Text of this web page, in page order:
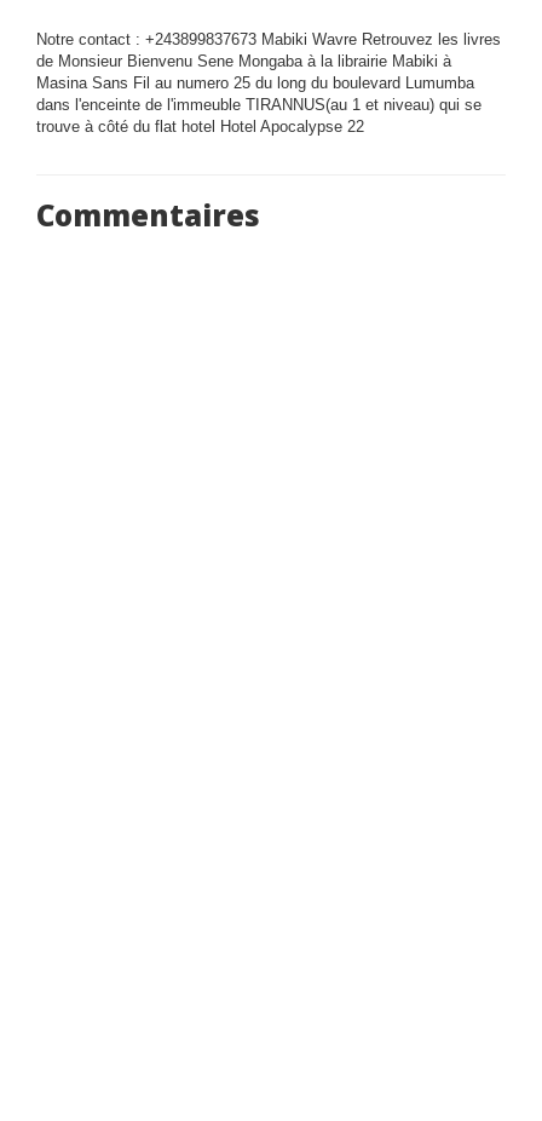
Notre contact : +243899837673 Mabiki Wavre Retrouvez les livres
de Monsieur Bienvenu Sene Mongaba à la librairie Mabiki à
Masina Sans Fil au numero 25 du long du boulevard Lumumba
dans l'enceinte de l'immeuble TIRANNUS(au 1 et niveau) qui se
trouve à côté du flat hotel Hotel Apocalypse 22
Commentaires